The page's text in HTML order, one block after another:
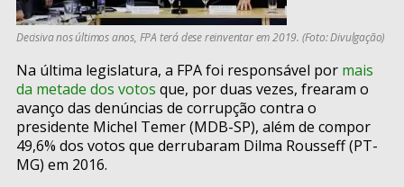
Decisiva nos últimos anos, FPA terá dese reinventar em 2019. (Foto: Divulgação)
Na última legislatura, a FPA foi responsável por mais
da metade dos votos que, por duas vezes, frearam o
avanço das denúncias de corrupção contra o
presidente Michel Temer (MDB-SP), além de compor
49,6% dos votos que derrubaram Dilma Rousseff (PT-
MG) em 2016.